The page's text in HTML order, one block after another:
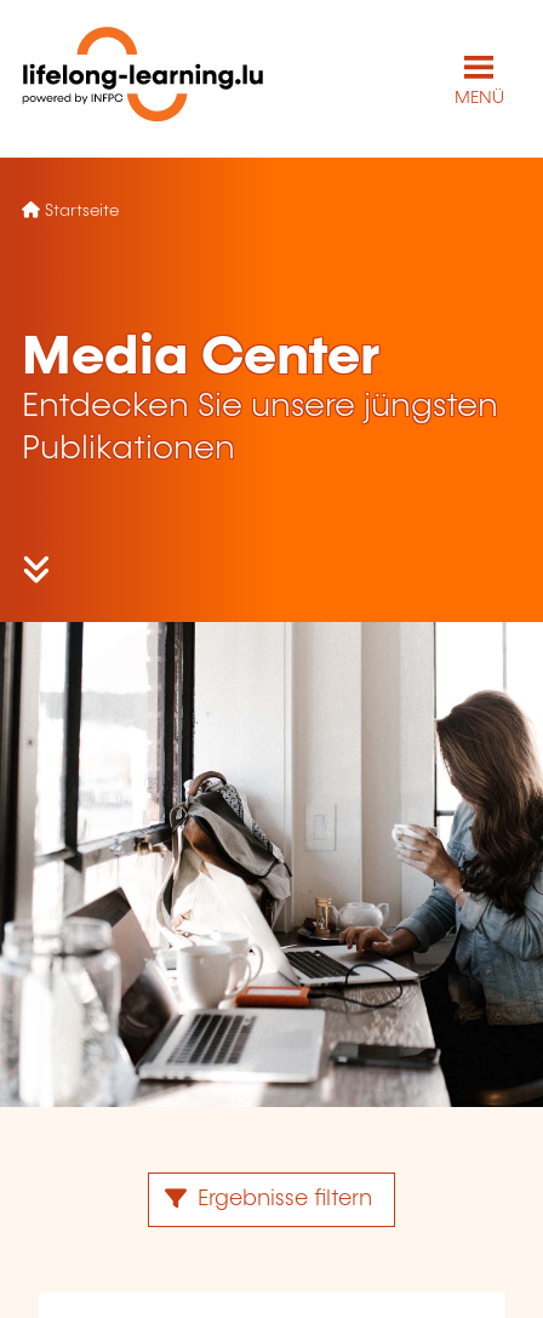
MENÜ
Startseite
Media Center
Entdecken Sie unsere jüngsten
Publikationen
Ergebnisse filtern